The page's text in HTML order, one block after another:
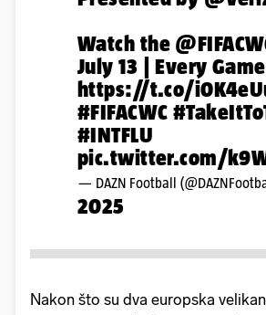
Watch the
July 13 | Every Game
https://t.co/
#FIFACWC
#INTFLU
pic.twitter.com/
— DAZN Football
2025
Nakon što su dva europska